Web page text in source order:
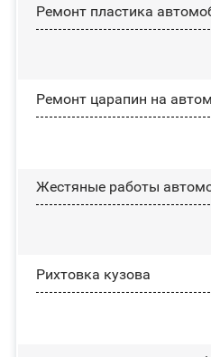
Ремонт пластика
Ремонт царапин на
Жестяные работы
Рихтовка кузова